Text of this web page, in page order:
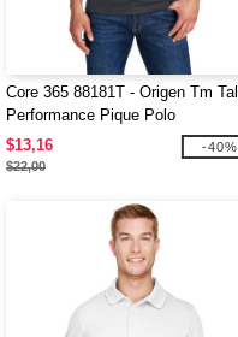
Core 365 88181T - Origen Tm Tall
Performance Pique Polo
$13,16
$22,00
-40%